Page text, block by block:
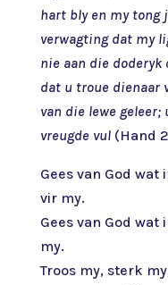
hart bly en my tong
verwagting dat my
nie aan die doderyk
dat u troue dienaar
van die lewe
vreugde vul (Hand
Gees van God wat
vir my.
Gees van God
my.
Troos my, sterk